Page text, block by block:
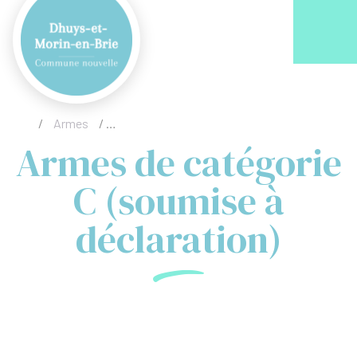
/ Armes / Armes de catégorie C (soumise à déclaration)
Armes de catégorie
C (soumise à
déclaration)